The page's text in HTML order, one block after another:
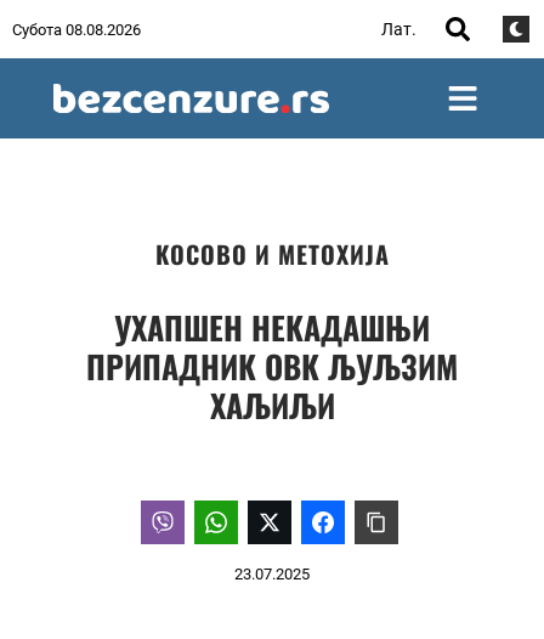
Субота 08.08.2026 Лат.
КОСОВО И МЕТОХИЈА
УХАПШЕН НЕКАДАШЊИ
ПРИПАДНИК ОВК ЉУЉЗИМ
ХАЉИЉИ
23.07.2025